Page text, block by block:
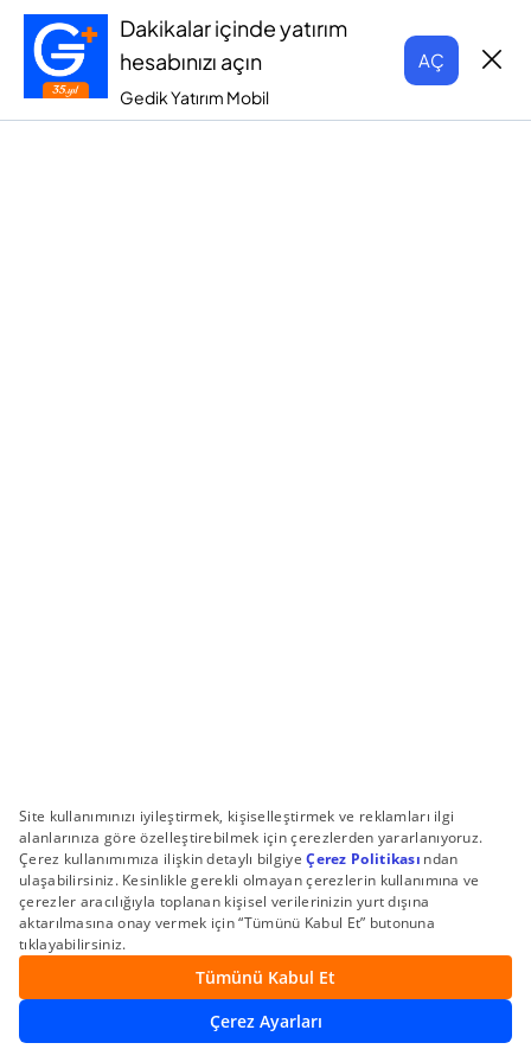
Dakikalar içinde yatırım
hesabınızı açın
Gedik Yatırım Mobil
AÇ